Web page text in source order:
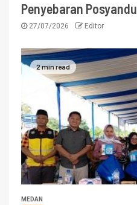
Penyebaran Posyandu
27/07/2026 Editor
2 min read
MEDAN